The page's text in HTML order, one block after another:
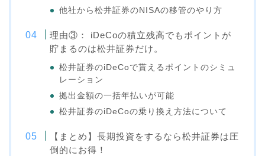
他社から松井証券のNISAの移管のやり方
理由③： iDeCoの積立残高でもポイントが
貯まるのは松井証券だけ。
松井証券のiDeCoで貰えるポイントのシミュ
レーション
拠出金額の一括年払いが可能
松井証券のiDeCoの乗り換え方法について
【まとめ】長期投資をするなら松井証券は圧
倒的にお得！